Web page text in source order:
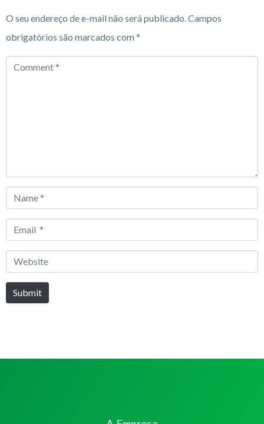
O seu endereço de e-mail não será publicado. Campos
obrigatórios são marcados com*
Comment
Name
Email
Website
Submit